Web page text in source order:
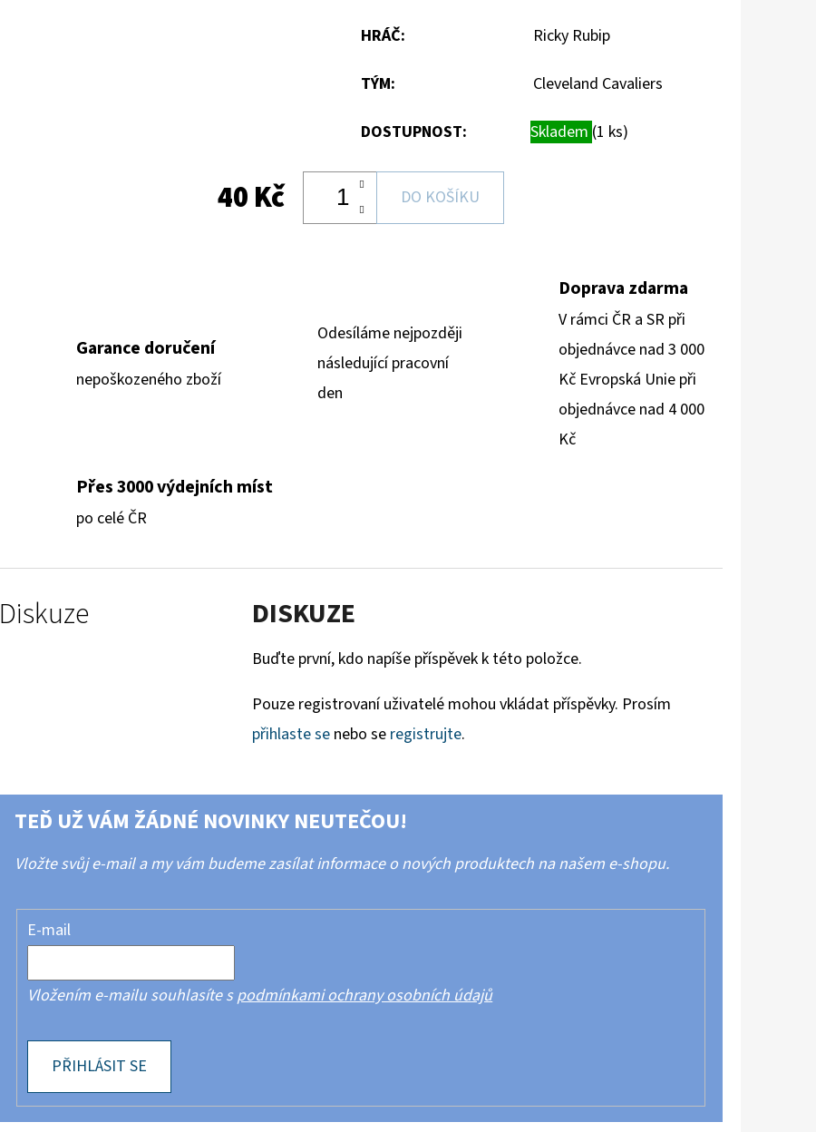
HRÁČ: Ricky Rubip
TÝM: Cleveland Cavaliers
DOSTUPNOST: Skladem (1 ks)
40 Kč DO KOŠÍKU
Garance doručení
nepoškozeného zboží
Odesíláme nejpozději
následující pracovní
den
Doprava zdarma
V rámci ČR a SR při
objednávce nad 3 000
Kč Evropská Unie při
objednávce nad 4 000
Kč
Přes 3000 výdejních míst
po celé ČR
Diskuze DISKUZE
Buďte první, kdo napíše příspěvek k této položce.
Pouze registrovaní uživatelé mohou vkládat příspěvky. Prosím
přihlaste se nebo se registrujte.
TEĎ UŽ VÁM ŽÁDNÉ NOVINKY NEUTEČOU!
Vložte svůj e-mail a my vám budeme zasílat informace o nových produktech na našem e-shopu.
E-mail
Vložením e-mailu souhlasíte spodmínkami ochrany osobních údajů
PŘIHLÁSIT SE